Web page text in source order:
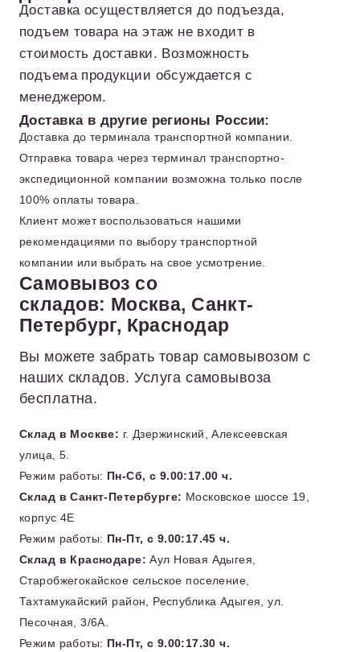
Доставка осуществляется до подъезда,
подъем товара на этаж не входит в
стоимость доставки. Возможность
подъема продукции обсуждается с
менеджером.
Доставка в другие регионы России:
Доставка до терминала транспортной компании.
Отправка товара через терминал транспортно-
экспедиционной компании возможна только после
100% оплаты товара.
Клиент может воспользоваться нашими
рекомендациями по выбору транспортной
компании или выбрать на свое усмотрение.
Самовывоз со
складов: Москва, Санкт-
Петербург, Краснодар
Вы можете забрать товар самовывозом с
наших складов. Услуга самовывоза
бесплатна.
Склад в Москве: г. Дзержинский, Алексеевская
улица, 5.
Режим работы: Пн-Сб, с 9.00:17.00 ч.
Склад в Санкт-Петербурге: Московское шоссе 19,
корпус 4Е
Режим работы: Пн-Пт, с 9.00:17.45 ч.
Склад в Краснодаре: Аул Новая Адыгея,
Старобжегокайское сельское поселение,
Тахтамукайский район, Республика Адыгея, ул.
Песочная, 3/6А.
Режим работы: Пн-Пт, с 9.00:17.30 ч.